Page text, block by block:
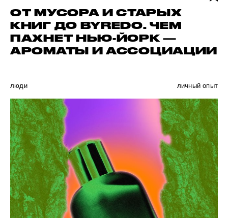
ОТ МУСОРА И СТАРЫХ
КНИГ ДО BYREDO. ЧЕМ
ПАХНЕТ НЬЮ-ЙОРК —
АРОМАТЫ И АССОЦИАЦИИ
люди личный опыт